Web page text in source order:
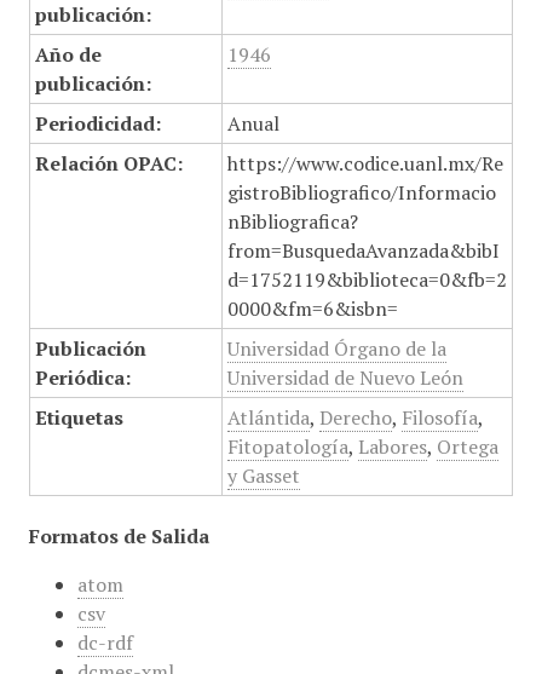
publicación:
Año de
publicación:
1946
Periodicidad:
Anual
Relación OPAC:
https://www.codice.uanl.mx/Re
gistroBibliografico/Informacio
nBibliografica?
from=BusquedaAvanzada&bibI
d=1752119&biblioteca=0&fb=2
0000&fm=6&isbn=
Publicación
Periódica:
Universidad Órgano de la
Universidad de Nuevo León
Etiquetas
Atlántida, Derecho, Filosofía,
Fitopatología, Labores, Ortega
y Gasset
Formatos de Salida
atom
csv
dc-rdf